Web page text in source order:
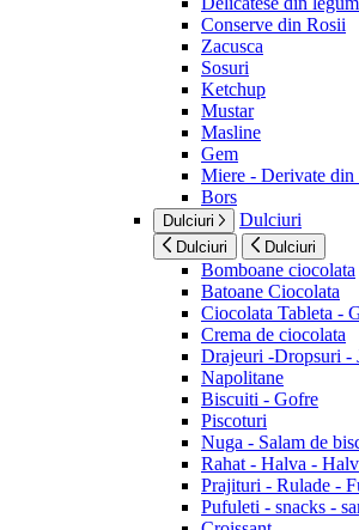
Conserve din Rosii
Zacusca
Sosuri
Ketchup
Mustar
Masline
Gem
Miere - Derivate din
Bors
Dulciuri Dulciuri
Dulciuri Dulciuri
Bomboane ciocolata
Batoane Ciocolata
Ciocolata Tableta -
Crema de ciocolata
Drajeuri -Dropsuri -
Napolitane
Biscuiti - Gofre
Piscoturi
Nuga - Salam de
Rahat - Halva -
Prajituri - Rulade -
Pufuleti - snacks -